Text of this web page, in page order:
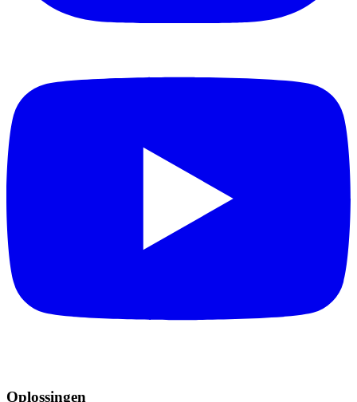
Oplossingen